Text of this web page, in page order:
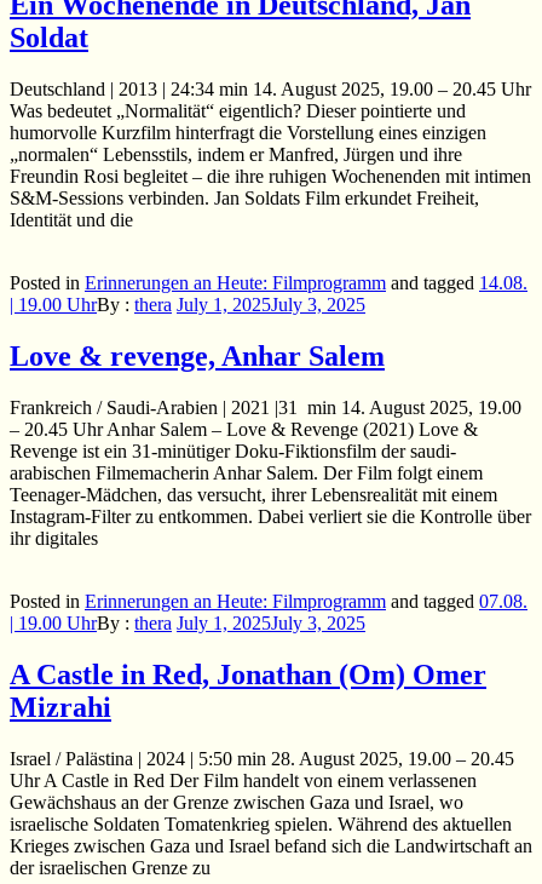
Soldat
Deutschland | 2013 | 24:34 min 14. August 2025, 19.00 – 20.45 Uhr
Was bedeutet „Normalität“ eigentlich? Dieser pointierte und
humorvolle Kurzfilm hinterfragt die Vorstellung eines einzigen
„normalen“ Lebensstils, indem er Manfred, Jürgen und ihre
Freundin Rosi begleitet – die ihre ruhigen Wochenenden mit intimen
S&M-Sessions verbinden. Jan Soldats Film erkundet Freiheit,
Identität und die
Posted in Erinnerungen an Heute: Filmprogramm and tagged 14.08.
| 19.00 UhrBy : thera July 1, 2025July 3, 2025
Love & revenge, Anhar Salem
Frankreich / Saudi-Arabien | 2021 |31 min 14. August 2025, 19.00
– 20.45 Uhr Anhar Salem – Love & Revenge (2021) Love &
Revenge ist ein 31-minütiger Doku-Fiktionsfilm der saudi-
arabischen Filmemacherin Anhar Salem. Der Film folgt einem
Teenager-Mädchen, das versucht, ihrer Lebensrealität mit einem
Instagram-Filter zu entkommen. Dabei verliert sie die Kontrolle über
ihr digitales
Posted in Erinnerungen an Heute: Filmprogramm and tagged 07.08.
| 19.00 UhrBy : thera July 1, 2025July 3, 2025
A Castle in Red, Jonathan (Om) Omer
Mizrahi
Israel / Palästina | 2024 | 5:50 min 28. August 2025, 19.00 – 20.45
Uhr A Castle in Red Der Film handelt von einem verlassenen
Gewächshaus an der Grenze zwischen Gaza und Israel, wo
israelische Soldaten Tomatenkrieg spielen. Während des aktuellen
Krieges zwischen Gaza und Israel befand sich die Landwirtschaft an
der israelischen Grenze zu